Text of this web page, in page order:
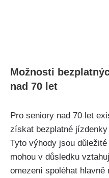
Možnosti
nad 70 let
Pro seniory​ nad 70 let
získat‌ bezplatné
Tyto výhody jsou
mohou v důsledku
omezení spoléhat hlavně